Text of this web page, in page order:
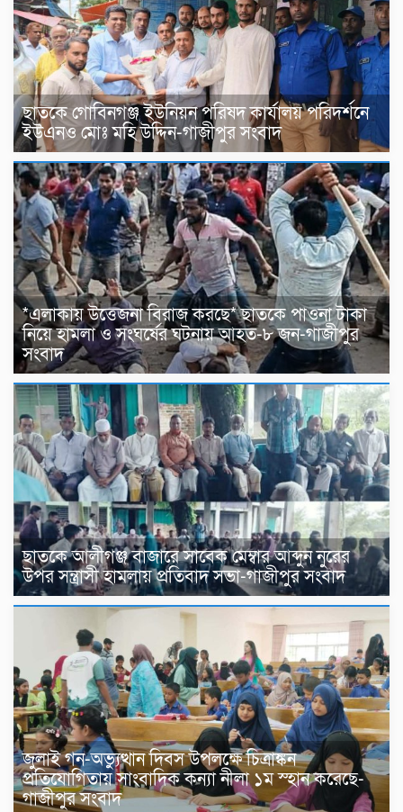
ছাতকে গোবিনগঞ্জ ইউনিয়ন পরিষদ কার্যালয় পরিদর্শনে
ইউএনও মোঃ মহি উদ্দিন-গাজীপুর সংবাদ
*এলাকায় উত্তেজনা বিরাজ করছে* ছাতকে পাওনা টাকা
নিয়ে হামলা ও সংঘর্ষের ঘটনায় আহত-৮ জন-গাজীপুর
সংবাদ
ছাতকে আলীগঞ্জ বাজারে সাবেক মেম্বার আব্দুন নুরের
উপর সন্ত্রাসী হামলায় প্রতিবাদ সভা-গাজীপুর সংবাদ
জুলাই গন-অভ্যুত্থান দিবস উপলক্ষে চিত্রাঙ্কন
প্রতিযোগিতায় সাংবাদিক কন্যা নীলা ১ম স্হান করেছে-
গাজীপুর সংবাদ